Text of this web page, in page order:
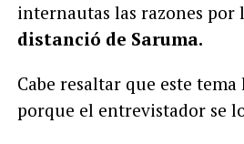
internautas las razones por
distanció de Saruma.
Cabe resaltar que este
porque el entrevistador se